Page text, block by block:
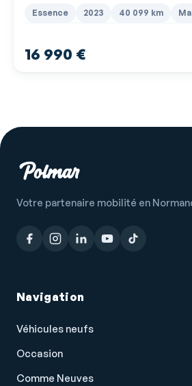
Toit panoramique en verre
Vitres avant électriques
Essence 2023 40 099 km
16 990 €
Votre partenaire mobilité en
Navigation
Véhicules neufs
Occasion
Comme Neuves